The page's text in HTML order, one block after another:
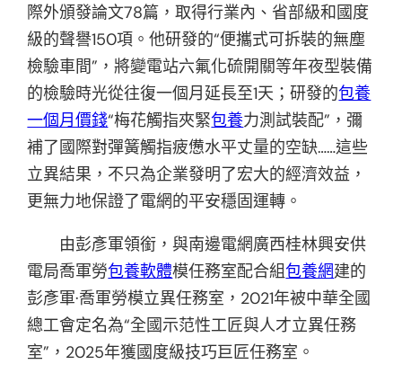
際外頒發論文78篇，取得行業內、省部級和國度
級的聲譽150項。他研發的“便攜式可拆裝的無塵
檢驗車間”，將變電站六氟化硫開關等年夜型裝備
的檢驗時光從往復一個月延長至1天；研發的包養
一個月價錢“梅花觸指夾緊包養力測試裝配”，彌
補了國際對彈簧觸指疲憊水平丈量的空缺……這些
立異結果，不只為企業發明了宏大的經濟效益，
更無力地保證了電網的平安穩固運轉。
由彭彥軍領銜，與南邊電網廣西桂林興安供
電局喬軍勞包養軟體模任務室配合組包養網建的
彭彥軍·喬軍勞模立異任務室，2021年被中華全國
總工會定名為“全國示范性工匠與人才立異任務
室”，2025年獲國度級技巧巨匠任務室。